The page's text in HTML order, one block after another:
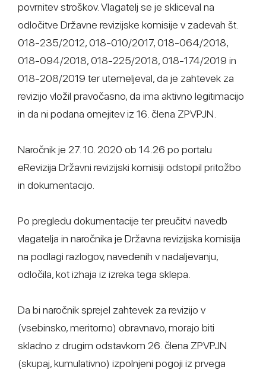
povrnitev stroškov. Vlagatelj se je skliceval na
odločitve Državne revizijske komisije v zadevah št.
018-235/2012, 018-010/2017, 018-064/2018,
018-094/2018, 018-225/2018, 018-174/2019 in
018-208/2019 ter utemeljeval, da je zahtevek za
revizijo vložil pravočasno, da ima aktivno legitimacijo
in da ni podana omejitev iz 16. člena ZPVPJN.
Naročnik je 27. 10. 2020 ob 14.26 po portalu
eRevizija Državni revizijski komisiji odstopil pritožbo
in dokumentacijo.
Po pregledu dokumentacije ter preučitvi navedb
vlagatelja in naročnika je Državna revizijska komisija
na podlagi razlogov, navedenih v nadaljevanju,
odločila, kot izhaja iz izreka tega sklepa.
Da bi naročnik sprejel zahtevek za revizijo v
(vsebinsko, meritorno) obravnavo, morajo biti
skladno z drugim odstavkom 26. člena ZPVPJN
(skupaj, kumulativno) izpolnjeni pogoji iz prvega